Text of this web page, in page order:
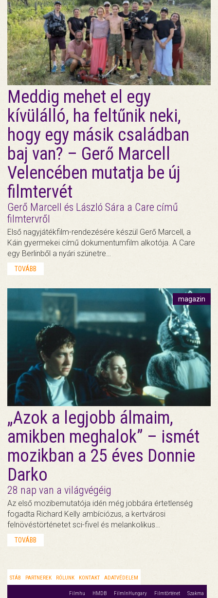
Meddig mehet el egy
kívülálló, ha feltűnik neki,
hogy egy másik családban
baj van? – Gerő Marcell
Velencében mutatja be új
filmtervét
Gerő Marcell és László Sára a Care című
filmtervről
Első nagyjátékfilm-rendezésére készül Gerő Marcell, a
Káin gyermekei című dokumentumfilm alkotója. A Care
egy Berlinből a nyári szünetre…
TOVÁBB
magazin
„Azok a legjobb álmaim,
amikben meghalok” – ismét
mozikban a 25 éves Donnie
Darko
28 nap van a világvégéig
Az első mozibemutatója idén még jobbára értetlenség
fogadta Richard Kelly ambíciózus, a kertvárosi
felnövéstörténetet sci-fivel és melankolikus…
TOVÁBB
STÁB PARTNEREK RÓLUNK KONTAKT ADATVÉDELEM
Filmhu HMDB FilmInHungary Filmtörténet Szakma